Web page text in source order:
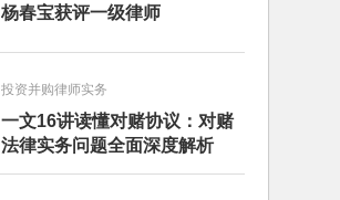
杨春宝获评一级律师
投资并购律师实务
一文16讲读懂对赌协议：对赌
法律实务问题全面深度解析